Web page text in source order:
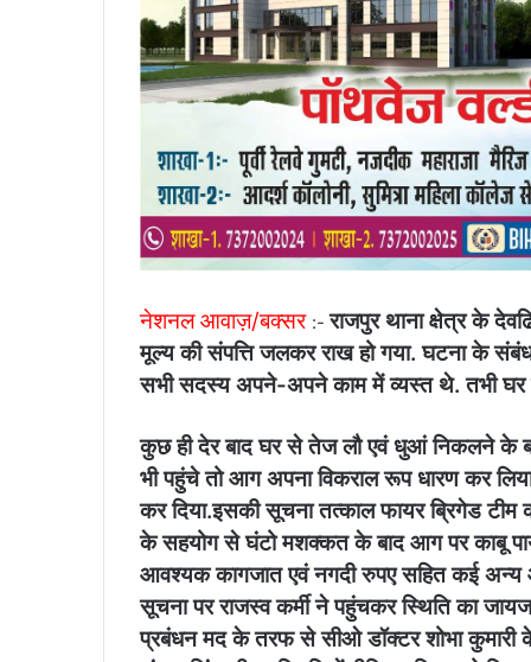
नेशनल आवाज़/बक्सर :-राजपुर थाना क्षेत्र के
मूल्य की संपत्ति जलकर राख हो गया. घटना के
सभी सदस्य अपने-अपने काम में व्यस्त थे. तभी घर
कुछ ही देर बाद घर से तेज लौ एवं धुआं निकलने के
भी पहुंचे तो आग अपना विकराल रूप धारण कर
कर दिया.इसकी सूचना तत्काल फायर ब्रिगेड टीम
के सहयोग से घंटो मशक्कत के बाद आग पर काबू
आवश्यक कागजात एवं नगदी रुपए सहित कई अन्य
सूचना पर राजस्व कर्मी ने पहुंचकर स्थिति का
प्रबंधन मद के तरफ से सीओ डॉक्टर शोभा कुमारी